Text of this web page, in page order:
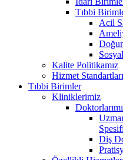
Tıbbi
Acil
Kalite Politikamız
Hizmet
Tıbbi Birimler
Kliniklerimiz
Diş